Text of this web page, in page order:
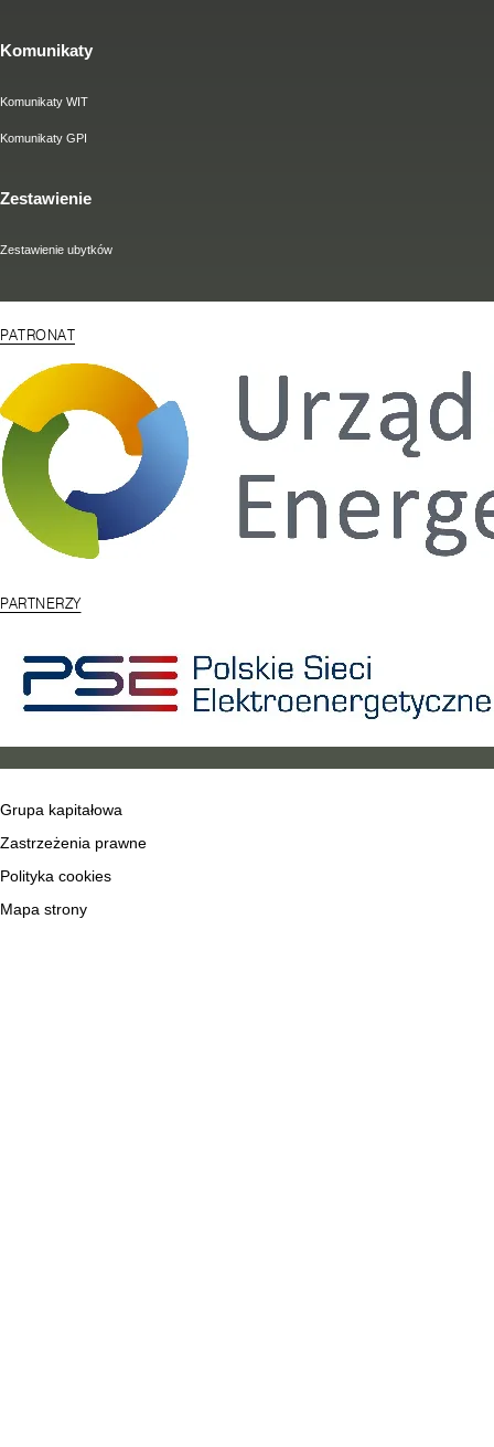
Komunikaty
Komunikaty WIT
Komunikaty GPI
Zestawienie
Zestawienie ubytków
PATRONAT
PARTNERZY
Grupa kapitałowa
Zastrzeżenia prawne
Polityka cookies
Mapa strony